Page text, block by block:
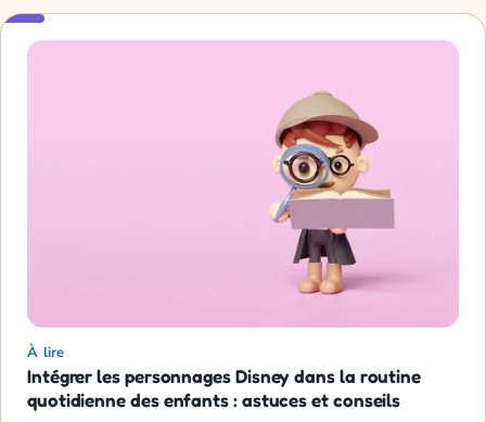
À lire
Intégrer les personnages Disney dans la routine
quotidienne des enfants : astuces et conseils